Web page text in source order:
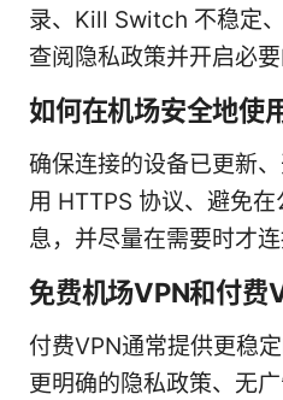
录、Kill Switch 不稳定
查阅隐私政策并开启必要
如何在机场安全地使
确保连接的设备已更新
用 HTTPS 协议、避免
息，并尽量在需要时才连
免费机场VPN和付费
付费VPN通常提供更稳
更明确的隐私政策、无